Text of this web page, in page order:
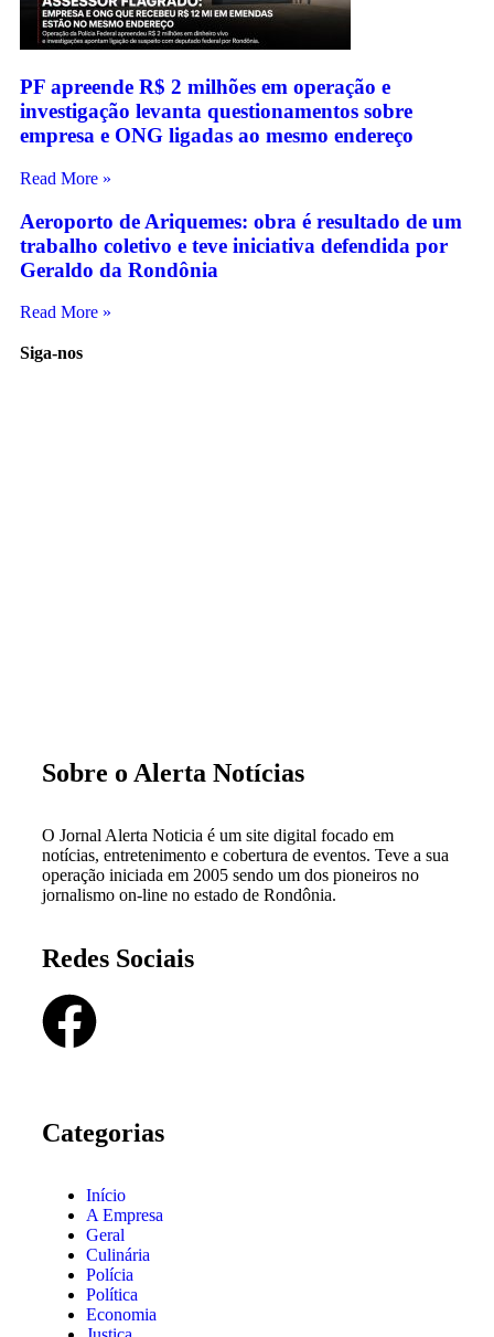
PF apreende R$ 2 milhões em operação e
investigação levanta questionamentos sobre
empresa e ONG ligadas ao mesmo endereço
Read More »
Aeroporto de Ariquemes: obra é resultado de um
trabalho coletivo e teve iniciativa defendida por
Geraldo da Rondônia
Read More »
Siga-nos
Sobre o Alerta Notícias
O Jornal Alerta Noticia é um site digital focado em
notícias, entretenimento e cobertura de eventos. Teve a sua
operação iniciada em 2005 sendo um dos pioneiros no
jornalismo on-line no estado de Rondônia.
Redes Sociais
Categorias
Início
A Empresa
Geral
Culinária
Polícia
Política
Economia